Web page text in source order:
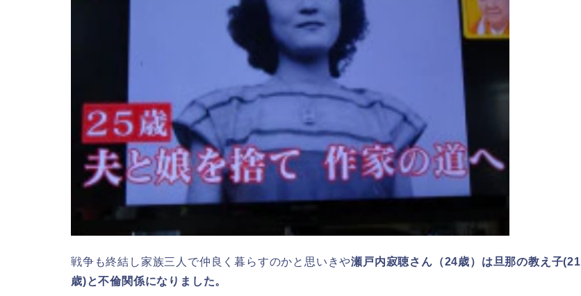
戦争も終結し家族三人で仲良く暮らすのかと思いきや瀬戸内寂聴さん（24歳）は旦那の教え子(21
歳)と不倫関係になりました。